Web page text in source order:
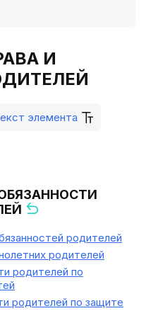
И
элемента
ОБЯЗАННОСТИ
родителей
родителей
родителей по
родителей по защите